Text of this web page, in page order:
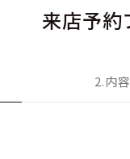
来店予約
2.内